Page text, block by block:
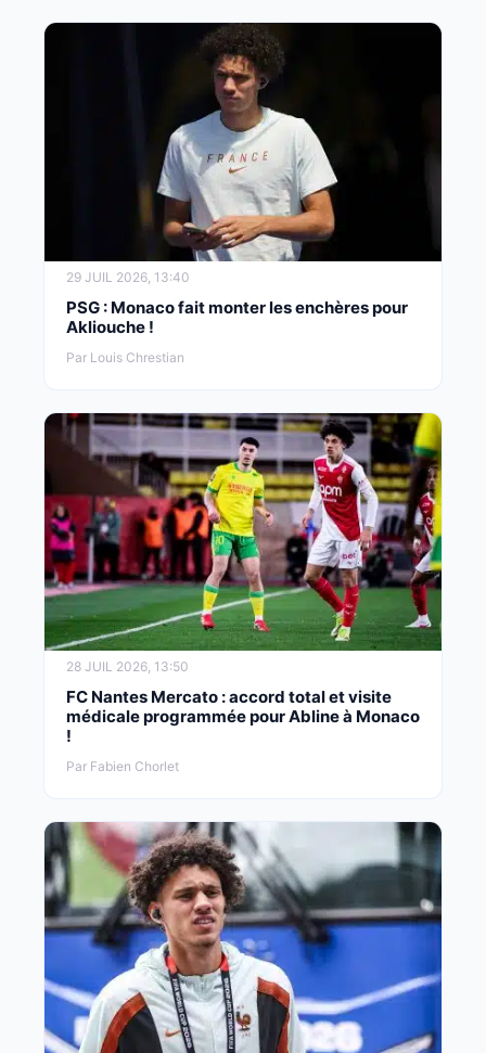
29 JUIL 2026, 13:40
PSG : Monaco fait monter les enchères pour
Akliouche !
Par Louis Chrestian
28 JUIL 2026, 13:50
FC Nantes Mercato : accord total et visite
médicale programmée pour Abline à Monaco
!
Par Fabien Chorlet